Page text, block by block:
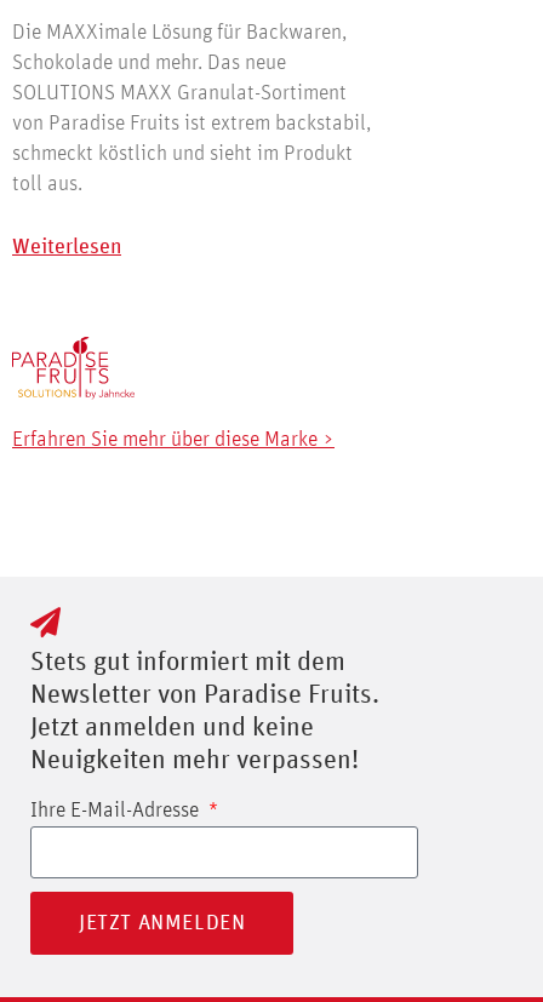
Die MAXXimale Lösung für Backwaren,
Schokolade und mehr​. Das neue
SOLUTIONS MAXX Granulat-Sortiment
von Paradise Fruits ist extrem backstabil,
schmeckt köstlich und sieht im Produkt
toll aus.
Weiterlesen
Erfahren Sie mehr über diese Marke >
Stets gut informiert mit dem
Newsletter von Paradise Fruits.
Jetzt anmelden und keine
Neuigkeiten mehr verpassen!
Ihre E-Mail-Adresse
JETZT ANMELDEN